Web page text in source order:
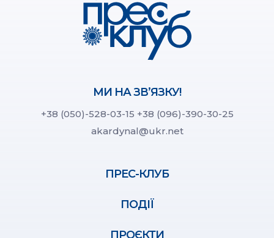
МИ НА ЗВ’ЯЗКУ!
+38 (050)-528-03-15 +38 (096)-390-30-25
akardynal@ukr.net
ПРЕС-КЛУБ
ПОДІЇ
ПРОЄКТИ